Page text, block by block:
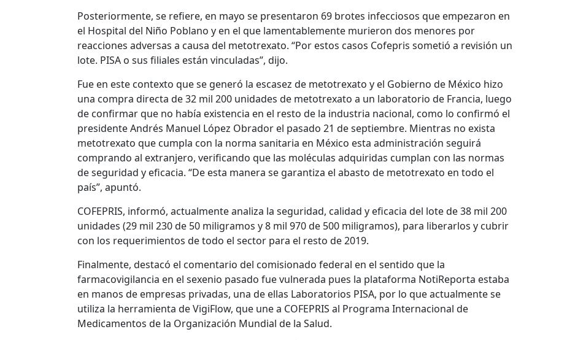
Posteriormente, se refiere, en mayo se presentaron 69 brotes infecciosos que empezaron en
el Hospital del Niño Poblano y en el que lamentablemente murieron dos menores por
reacciones adversas a causa del metotrexato. “Por estos casos Cofepris sometió a revisión un
lote. PISA o sus filiales están vinculadas”, dijo.
Fue en este contexto que se generó la escasez de metotrexato y el Gobierno de México hizo
una compra directa de 32 mil 200 unidades de metotrexato a un laboratorio de Francia, luego
de confirmar que no había existencia en el resto de la industria nacional, como lo confirmó el
presidente Andrés Manuel López Obrador el pasado 21 de septiembre. Mientras no exista
metotrexato que cumpla con la norma sanitaria en México esta administración seguirá
comprando al extranjero, verificando que las moléculas adquiridas cumplan con las normas
de seguridad y eficacia. “De esta manera se garantiza el abasto de metotrexato en todo el
país”, apuntó.
COFEPRIS, informó, actualmente analiza la seguridad, calidad y eficacia del lote de 38 mil 200
unidades (29 mil 230 de 50 miligramos y 8 mil 970 de 500 miligramos), para liberarlos y cubrir
con los requerimientos de todo el sector para el resto de 2019.
Finalmente, destacó el comentario del comisionado federal en el sentido que la
farmacovigilancia en el sexenio pasado fue vulnerada pues la plataforma NotiReporta estaba
en manos de empresas privadas, una de ellas Laboratorios PISA, por lo que actualmente se
utiliza la herramienta de VigiFlow, que une a COFEPRIS al Programa Internacional de
Medicamentos de la Organización Mundial de la Salud.